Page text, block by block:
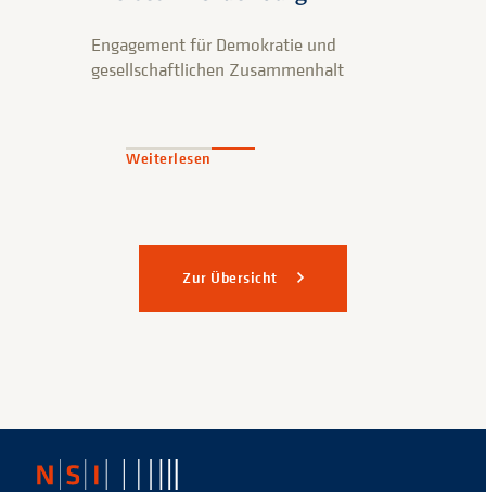
Engagement für Demokratie und
gesellschaftlichen Zusammenhalt
Weiterlesen
Zur Übersicht